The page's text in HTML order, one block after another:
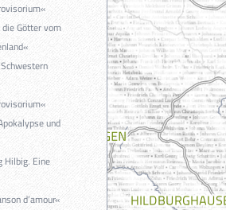
Götter vom
und
Hilbig. Eine
d’amour«